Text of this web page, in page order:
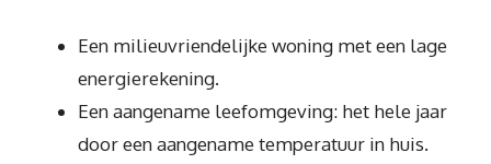
Een milieuvriendelijke woning met een lage
energierekening.
Een aangename leefomgeving: het hele jaar
door een aangename temperatuur in huis.